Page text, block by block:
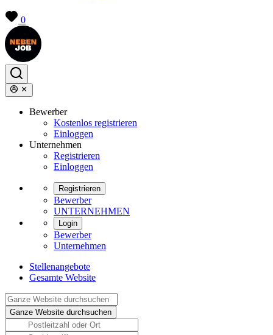
0
Bewerber
Kostenlos registrieren
Einloggen
Unternehmen
Registrieren
Einloggen
Registrieren
Bewerber
UNTERNEHMEN
Login
Bewerber
Unternehmen
Stellenangebote
Gesamte Website